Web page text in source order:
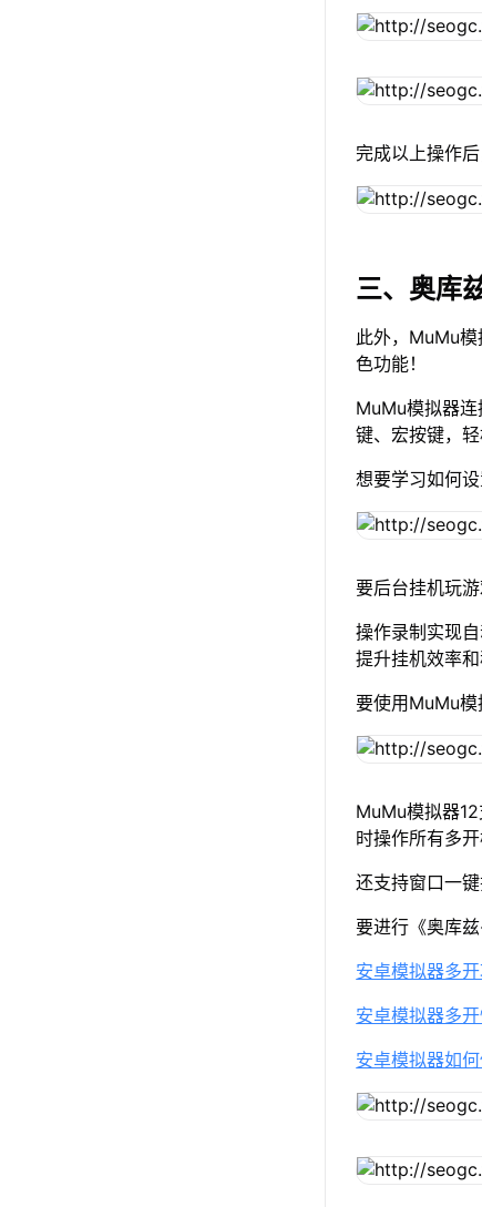
完成以上操作
三、奥库
此外，MuMu
色功能！
MuMu模拟器
键、宏按键，轻
想要学习如何
要后台挂机玩
操作录制实现
提升挂机效率和
要使用MuMu
MuMu模拟器
时操作所有多
还支持窗口一
要进行《奥库
安卓模拟器多
安卓模拟器多
安卓模拟器如